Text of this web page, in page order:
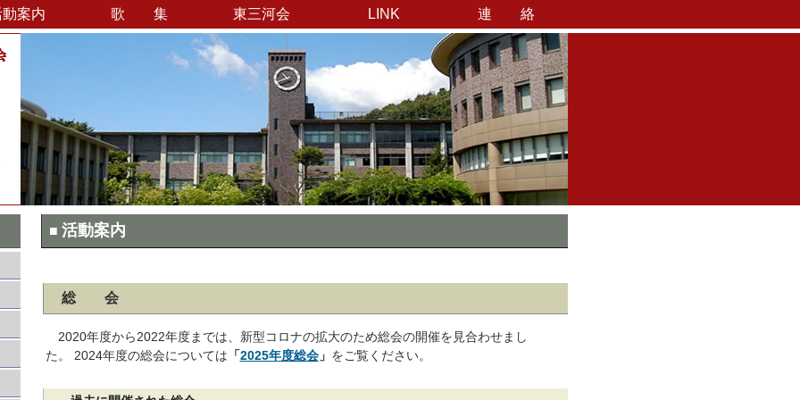
立命館大学愛知県校友会東三河会
案内 歌 集 東三河会 LINK 連 絡
■ 活動案内
総 会
2020年度から2022年度までは、新型コロナの拡大のため総会の開催を見合わせまし
た。 2024年度の総会については 「2025年度総会」 をご覧ください。